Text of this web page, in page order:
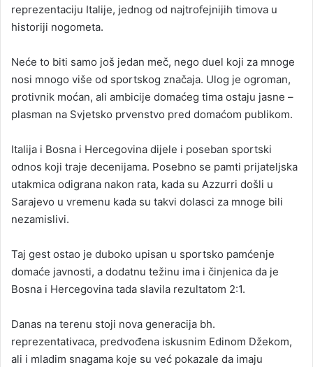
reprezentaciju Italije, jednog od najtrofejnijih timova u
historiji nogometa.
Neće to biti samo još jedan meč, nego duel koji za mnoge
nosi mnogo više od sportskog značaja. Ulog je ogroman,
protivnik moćan, ali ambicije domaćeg tima ostaju jasne –
plasman na Svjetsko prvenstvo pred domaćom publikom.
Italija i Bosna i Hercegovina dijele i poseban sportski
odnos koji traje decenijama. Posebno se pamti prijateljska
utakmica odigrana nakon rata, kada su Azzurri došli u
Sarajevo u vremenu kada su takvi dolasci za mnoge bili
nezamislivi.
Taj gest ostao je duboko upisan u sportsko pamćenje
domaće javnosti, a dodatnu težinu ima i činjenica da je
Bosna i Hercegovina tada slavila rezultatom 2:1.
Danas na terenu stoji nova generacija bh.
reprezentativaca, predvođena iskusnim Edinom Džekom,
ali i mladim snagama koje su već pokazale da imaju